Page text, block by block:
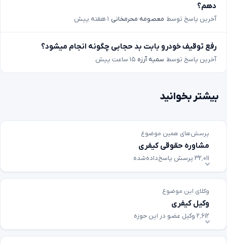
دهم؟
آخرین پاسخ توسط معصومه محرمخانی ۱ هفته پیش
رفع توقیف خودرو بابت بد حجابی چگونه انجام میشود؟
آخرین پاسخ توسط سمیه آرزه ۱۵ ساعت پیش
بیشتر بخوانید
پرسش‌های همین موضوع
مشاوره حقوقی کیفری
۳۲٬۰۱۱ پرسش پاسخ‌داده‌شده
وکلای این موضوع
وکیل کیفری
۲٬۶۱۲ وکیل عضو در این حوزه